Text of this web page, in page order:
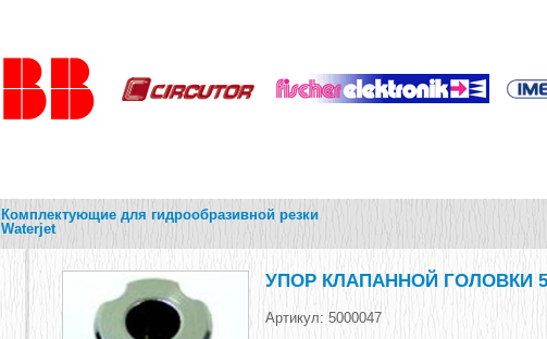
Комплектующие для гидрообразивной резки
Waterjet
УПОР КЛАПАННОЙ ГОЛОВКИ
Артикул: 5000047